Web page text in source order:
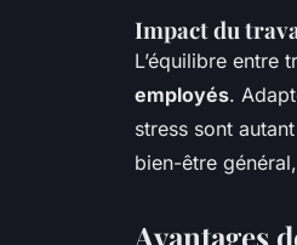
Impact du
L’équilibre entre
employés.
stress sont
bien-être
Avantages